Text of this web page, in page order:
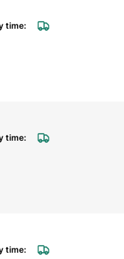
230x260mm
250x280mm